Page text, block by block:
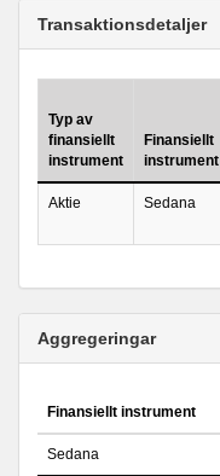
Transaktionsdetaljer
Typ av
finansiellt
instrument
Finansiellt
instrument
Aktie Sedana
Aggregeringar
Finansiellt instrument
Sedana